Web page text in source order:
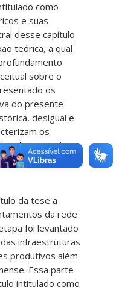
como
e suas
desse capítulo
teórica, a qual
sobre o
os
do presente
desigual e
os
urbana atual e
da tese a
da rede
foi levantado
infraestruturas
produtivos além
Essa parte
intitulado como